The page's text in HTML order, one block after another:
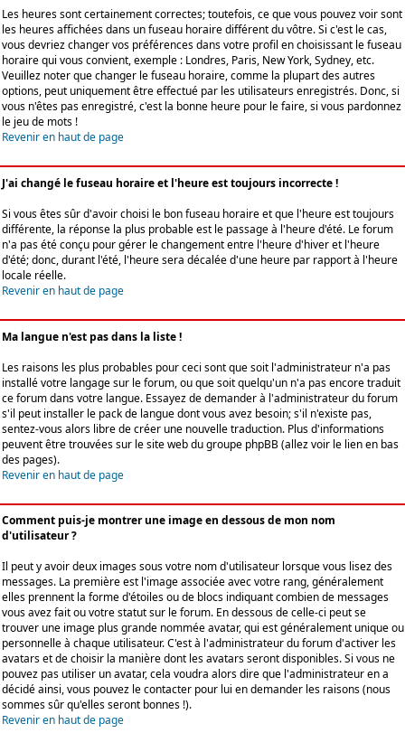
Les heures sont certainement correctes; toutefois, ce que vous pouvez voir sont
les heures affichées dans un fuseau horaire différent du vôtre. Si c'est le cas,
vous devriez changer vos préférences dans votre profil en choisissant le fuseau
horaire qui vous convient, exemple : Londres, Paris, New York, Sydney, etc.
Veuillez noter que changer le fuseau horaire, comme la plupart des autres
options, peut uniquement être effectué par les utilisateurs enregistrés. Donc, si
vous n'êtes pas enregistré, c'est la bonne heure pour le faire, si vous pardonnez
le jeu de mots !
Revenir en haut de page
J'ai changé le fuseau horaire et l'heure est toujours incorrecte !
Si vous êtes sûr d'avoir choisi le bon fuseau horaire et que l'heure est toujours
différente, la réponse la plus probable est le passage à l'heure d'été. Le forum
n'a pas été conçu pour gérer le changement entre l'heure d'hiver et l'heure
d'été; donc, durant l'été, l'heure sera décalée d'une heure par rapport à l'heure
locale réelle.
Revenir en haut de page
Ma langue n'est pas dans la liste !
Les raisons les plus probables pour ceci sont que soit l'administrateur n'a pas
installé votre langage sur le forum, ou que soit quelqu'un n'a pas encore traduit
ce forum dans votre langue. Essayez de demander à l'administrateur du forum
s'il peut installer le pack de langue dont vous avez besoin; s'il n'existe pas,
sentez-vous alors libre de créer une nouvelle traduction. Plus d'informations
peuvent être trouvées sur le site web du groupe phpBB (allez voir le lien en bas
des pages).
Revenir en haut de page
Comment puis-je montrer une image en dessous de mon nom
d'utilisateur ?
Il peut y avoir deux images sous votre nom d'utilisateur lorsque vous lisez des
messages. La première est l'image associée avec votre rang, généralement
elles prennent la forme d'étoiles ou de blocs indiquant combien de messages
vous avez fait ou votre statut sur le forum. En dessous de celle-ci peut se
trouver une image plus grande nommée avatar, qui est généralement unique ou
personnelle à chaque utilisateur. C'est à l'administrateur du forum d'activer les
avatars et de choisir la manière dont les avatars seront disponibles. Si vous ne
pouvez pas utiliser un avatar, cela voudra alors dire que l'administrateur en a
décidé ainsi, vous pouvez le contacter pour lui en demander les raisons (nous
sommes sûr qu'elles seront bonnes !).
Revenir en haut de page